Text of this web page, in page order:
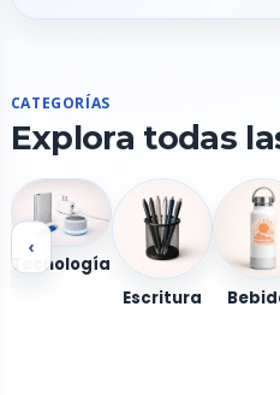
CATEGORÍAS
Explora todas
‹
Tecnología
Escritura